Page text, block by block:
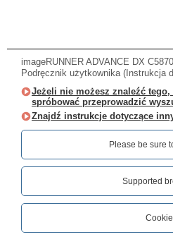
imageRUNNER ADVANCE DX
Podręcznik użytkownika (Instrukcja
Jeżeli nie możesz znaleźć
spróbować przeprowadzić
Znajdź instrukcje dotyczące
Please be sure
Supported